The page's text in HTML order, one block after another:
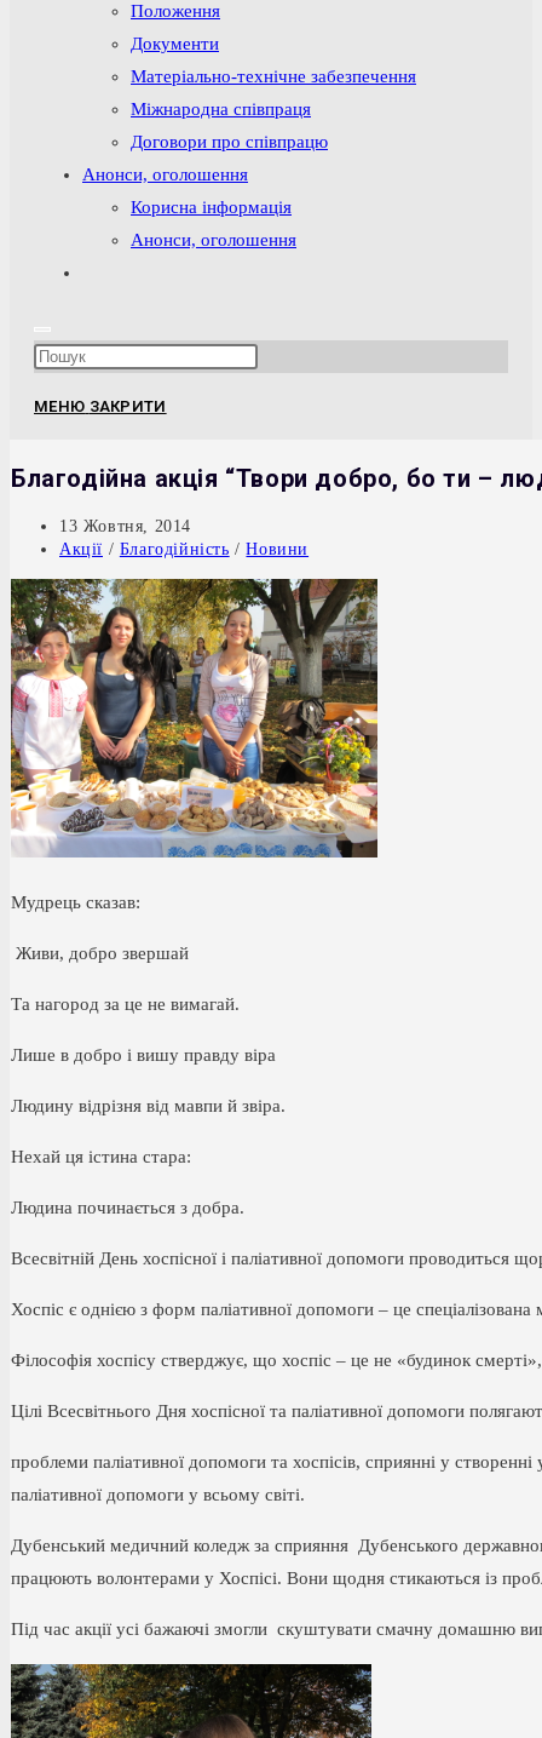
Положення
Документи
Матеріально-технічне забезпечення
Міжнародна співпраця
Договори про співпрацю
Анонси, оголошення
Корисна інформація
Анонси, оголошення
веб-
сайті
the
panel.
МЕНЮ ЗАКРИТИ
Благодійна акція “Твори добро, бо ти –
Запис
опубліковано:
13 Жовтня, 2014
Категорія
Акції / Благодійність / Новини
Мудрець сказав:
Живи, добро звершай
Та нагород за це не вимагай.
Лише в добро і вишу правду віра
Людину відрізня від мавпи й звіра.
Нехай ця істина стара:
Людина починається з добра.
Всесвітній День хоспісної і паліативної допомоги проводиться
Хоспіс є однією з форм паліативної допомоги – це
Філософія хоспісу стверджує, що хоспіс – це не «будинок
Цілі Всесвітнього Дня хоспісної та паліативної допомоги
проблеми паліативної допомоги та хоспісів, сприянні у
паліативної допомоги у всьому світі.
Дубенський медичний коледж за сприяння Дубенського
працюють волонтерами у Хоспісі. Вони щодня стикаються із
Під час акції усі бажаючі змогли скуштувати смачну домашню